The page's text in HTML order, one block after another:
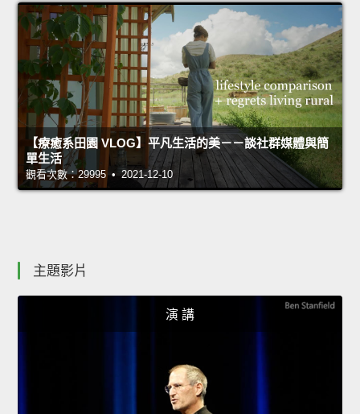
【療癒系田園 VLOG】平凡生活的美－－談社群媒體與簡
單生活
觀看次數：29995 • 2021-12-10
主題影片
演 講